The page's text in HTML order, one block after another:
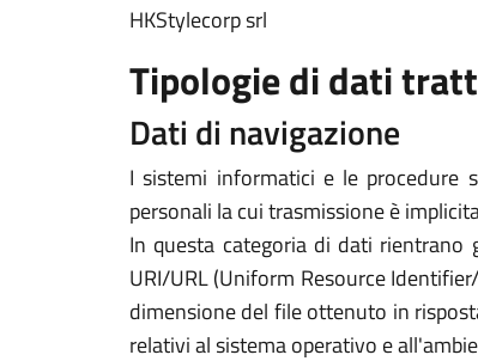
HKStylecorp srl
Tipologie di dati
Dati di navigazione
I sistemi informatici e le procedure
personali la cui trasmissione è
In questa categoria di dati
URI/URL (Uniform Resource
dimensione del file ottenuto in
relativi al sistema operativo e